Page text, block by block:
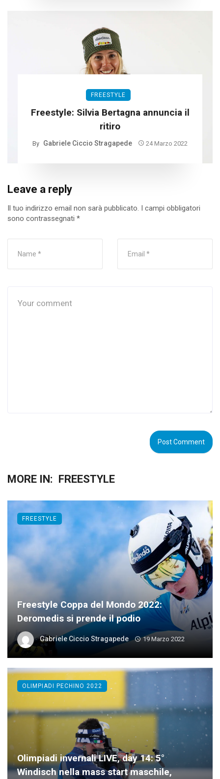
FREESTYLE
Freestyle: Silvia Bertagna annuncia il
ritiro
By Gabriele Ciccio Stragapede 24 Marzo 2022
Leave a reply
Il tuo indirizzo email non sarà pubblicato. I campi obbligatori
sono contrassegnati *
MORE IN: FREESTYLE
Freestyle Coppa del Mondo 2022:
Deromedis si prende il podio
Gabriele Ciccio Stragapede 19 Marzo 2022
FREESTYLE
Olimpiadi invernali LIVE, day 14: 5°
Windisch nella mass start maschile,
OLIMPIADI PECHINO 2022